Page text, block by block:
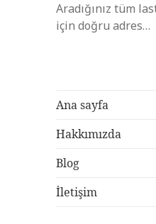
Aradığınız tüm
için doğru adres…
Ana sayfa
Hakkımızda
Blog
İletişim